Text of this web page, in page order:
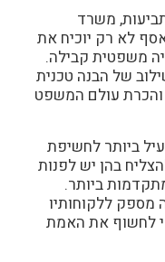
משרד
לא רק יוכיח את
משפטית קבילה.
של הבנה טכנית
והכרת עולם המשפט
ביותר לחשיפת
בהן יש לפנות
ביותר.
ללקוחותיו
לחשוף את האמת